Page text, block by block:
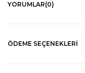
YORUMLAR(0)
ÖDEME SEÇENEKLERI